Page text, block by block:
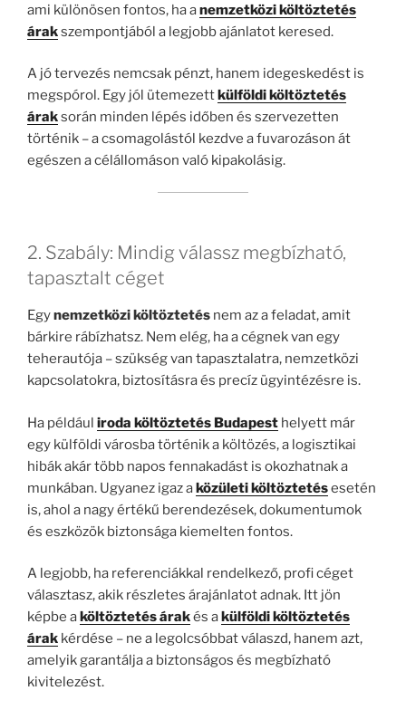
ami különösen fontos, ha anemzetközi költöztetés
árakszempontjából a legjobb ajánlatot keresed.
A jó tervezés nemcsak pénzt, hanem idegeskedést is
megspórol. Egy jól ütemezett külföldi költöztetés
áraksorán minden lépés időben és szervezetten
történik – a csomagolástól kezdve a fuvarozáson át
egészen a célállomáson való kipakolásig.
2. Szabály: Mindig válassz megbízható,
tapasztalt céget
Egynemzetközi költöztetés nem az a feladat, amit
bárkire rábízhatsz. Nem elég, ha a cégnek van egy
teherautója – szükség van tapasztalatra, nemzetközi
kapcsolatokra, biztosításra és precíz ügyintézésre is.
Ha például iroda költöztetés Budapest helyett már
egy külföldi városba történik a költözés, a logisztikai
hibák akár több napos fennakadást is okozhatnak a
munkában. Ugyanez igaz aközületi költöztetésesetén
is, ahol a nagy értékű berendezések, dokumentumok
és eszközök biztonsága kiemelten fontos.
A legjobb, ha referenciákkal rendelkező, profi céget
választasz, akik részletes árajánlatot adnak. Itt jön
képbe a költöztetés árakés a külföldi költöztetés
árak kérdése – ne a legolcsóbbat válaszd, hanem azt,
amelyik garantálja a biztonságos és megbízható
kivitelezést.